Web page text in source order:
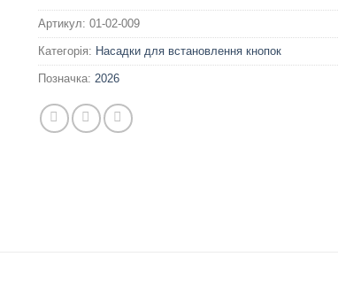
Артикул: 01-02-009
Категорія: Насадки для встановлення кнопок
Позначка: 2026